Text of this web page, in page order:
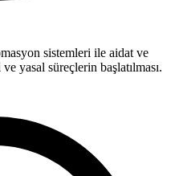
sistemleri ile aidat ve
yasal süreçlerin başlatılması.